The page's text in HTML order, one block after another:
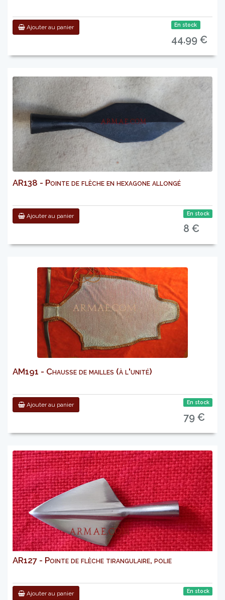
Ajouter au panier En stock
44.99 €
AR138 - Pointe de flèche en hexagone allongé
Ajouter au panier En stock
8 €
AM191 - Chausse de mailles (à l'unité)
Ajouter au panier En stock
79 €
AR127 - Pointe de flèche tirangulaire, polie
Ajouter au panier En stock